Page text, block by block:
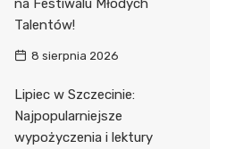
na Festiwalu Młodych
Talentów!
8 sierpnia 2026
Lipiec w Szczecinie:
Najpopularniejsze
wypożyczenia i lektury